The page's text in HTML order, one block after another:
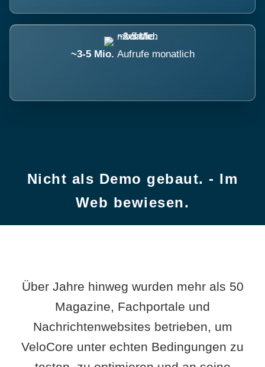
~3-5 Mio. Aufrufe monatlich
Nicht als Demo gebaut. - Im
Web bewiesen.
Über Jahre hinweg wurden mehr als 50
Magazine, Fachportale und
Nachrichtenwebsites betrieben, um
VeloCore unter echten Bedingungen zu